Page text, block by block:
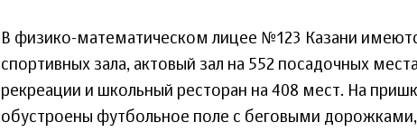
В физико-математическом лицее №123 Казани
спортивных зала, актовый зал на 552 посадочных
рекреации и школьный ресторан на 408 мест. На
обустроены футбольное поле с беговыми дорожками,